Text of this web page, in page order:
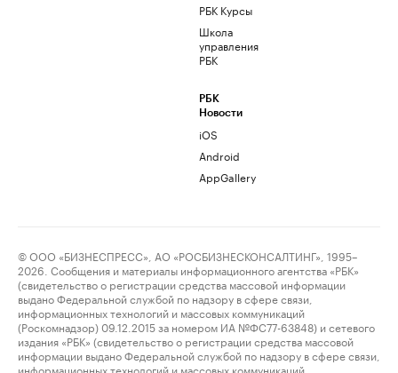
РБК Курсы
Школа
управления
РБК
РБК
Новости
iOS
Android
AppGallery
© ООО «БИЗНЕСПРЕСС», АО «РОСБИЗНЕСКОНСАЛТИНГ», 1995–
2026. Сообщения и материалы информационного агентства «РБК»
(свидетельство о регистрации средства массовой информации
выдано Федеральной службой по надзору в сфере связи,
информационных технологий и массовых коммуникаций
(Роскомнадзор) 09.12.2015 за номером ИА №ФС77-63848) и сетевого
издания «РБК» (свидетельство о регистрации средства массовой
информации выдано Федеральной службой по надзору в сфере связи,
информационных технологий и массовых коммуникаций